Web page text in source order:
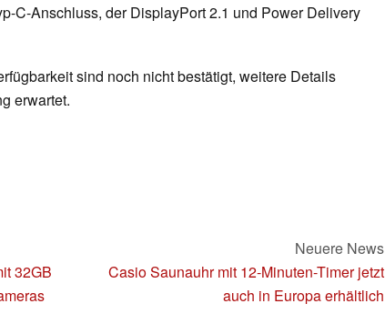
C-Anschluss, der DisplayPort 2.1 und Power Delivery
sind noch nicht bestätigt, weitere Details
erwartet.
32GB
Neuere News
Casio Saunauhr mit 12-Minuten-Timer jetzt
auch in Europa erhältlich